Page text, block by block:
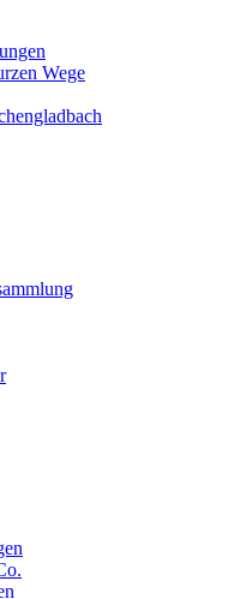
Wege